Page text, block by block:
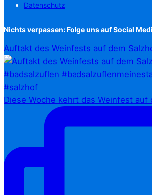
Datenschutz
Nichts verpassen: Folge uns auf Social
Auftakt des Weinfests auf dem
Diese Woche kehrt das Weinfest auf